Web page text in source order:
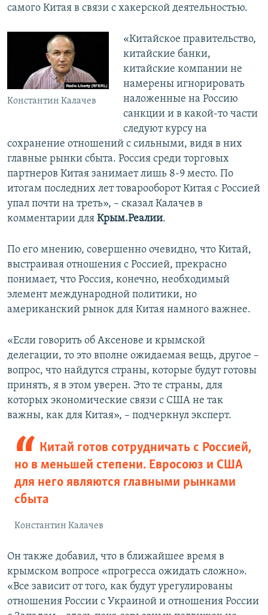
самого Китая в связи с хакерской деятельностью.
Константин Калачев
«Китайское правительство,
китайские банки,
китайские компании не
намерены игнорировать
наложенные на Россию
санкции и в какой-то части
следуют курсу на
сохранение отношений с сильными, видя в них
главные рынки сбыта. Россия среди торговых
партнеров Китая занимает лишь 8-9 место. По
итогам последних лет товарооборот Китая с Россией
упал почти на треть», – сказал Калачев в
комментарии для Крым.Реалии.
По его мнению, совершенно очевидно, что Китай,
выстраивая отношения с Россией, прекрасно
понимает, что Россия, конечно, необходимый
элемент международной политики, но
американский рынок для Китая намного важнее.
«Если говорить об Аксенове и крымской
делегации, то это вполне ожидаемая вещь, другое –
вопрос, что найдутся страны, которые будут готовы
принять, я в этом уверен. Это те страны, для
которых экономические связи с США не так
важны, как для Китая», – подчеркнул эксперт.
Китай готов сотрудничать с Россией,
но в меньшей степени. Евросоюз и США
для него являются главными рынками
сбыта
Константин Калачев
Он также добавил, что в ближайшее время в
крымском вопросе «прогресса ожидать сложно».
«Все зависит от того, как будут урегулированы
отношения России с Украиной и отношения России